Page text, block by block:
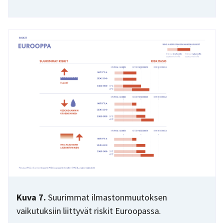
Kuva 7. Suurimmat ilmastonmuutoksen
vaikutuksiin liittyvät riskit Euroopassa.